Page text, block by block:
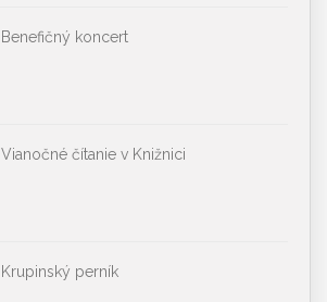
Benefičný koncert
Vianočné čítanie v Knižnici
Krupinský perník